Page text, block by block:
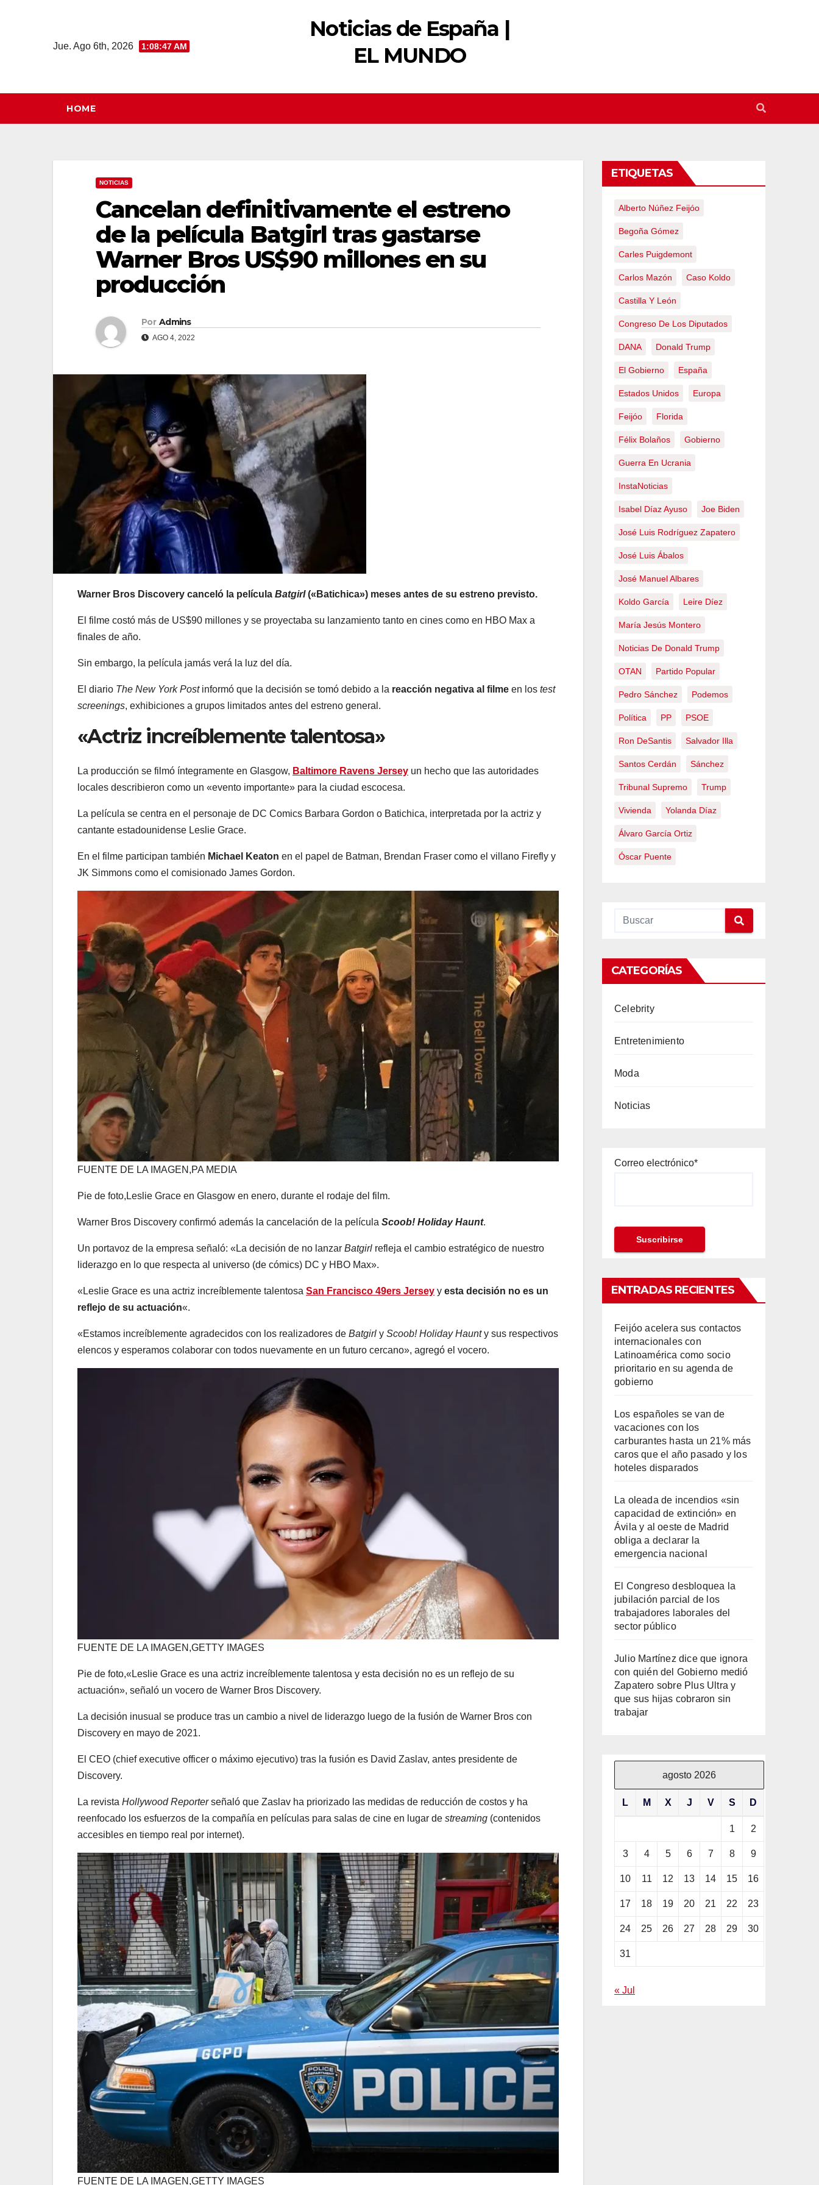
Jue. Ago 6th, 2026 1:08:49 AM
Noticias de España |
EL MUNDO
HOME
NOTICIAS
Cancelan definitivamente el estreno
de la película Batgirl tras gastarse
Warner Bros US$90 millones en su
producción
Por Admins
AGO 4, 2022
Warner Bros Discovery canceló la película Batgirl(«Batichica») meses antes de su estreno previsto.
El filme costó más de US$90 millones y se proyectaba su lanzamiento tanto en cines como en HBO Max a
finales de año.
Sin embargo, la película jamás verá la luz del día.
El diario The New York Postinformó que la decisión se tomó debido a la reacción negativa al filme en los test
screenings, exhibiciones a grupos limitados antes del estreno general.
«Actriz increíblemente talentosa»
La producción se filmó íntegramente en Glasgow, Baltimore Ravens Jersey un hecho que las autoridades
locales describieron como un «evento importante» para la ciudad escocesa.
La película se centra en el personaje de DC Comics Barbara Gordon o Batichica, interpretada por la actriz y
cantante estadounidense Leslie Grace.
En el filme participan también Michael Keaton en el papel de Batman, Brendan Fraser como el villano Firefly y
JK Simmons como el comisionado James Gordon.
FUENTE DE LA IMAGEN,PA MEDIA
Pie de foto, Leslie Grace en Glasgow en enero, durante el rodaje del film.
Warner Bros Discovery confirmó además la cancelación de la película Scoob! Holiday Haunt.
Un portavoz de la empresa señaló: «La decisión de no lanzar Batgirl refleja el cambio estratégico de nuestro
liderazgo en lo que respecta al universo (de cómics) DC y HBO Max».
«Leslie Grace es una actriz increíblemente talentosa San Francisco 49ers Jersey y esta decisión no es un
reflejo de su actuación«.
«Estamos increíblemente agradecidos con los realizadores de Batgirl y Scoob! Holiday Haunty sus respectivos
elencos y esperamos colaborar con todos nuevamente en un futuro cercano», agregó el vocero.
FUENTE DE LA IMAGEN,GETTY IMAGES
Pie de foto,«Leslie Grace es una actriz increíblemente talentosa y esta decisión no es un reflejo de su
actuación», señaló un vocero de Warner Bros Discovery.
La decisión inusual se produce tras un cambio a nivel de liderazgo luego de la fusión de Warner Bros con
Discovery en mayo de 2021.
El CEO (chief executive officer o máximo ejecutivo) tras la fusión es David Zaslav, antes presidente de
Discovery.
La revista Hollywood Reporterseñaló que Zaslav ha priorizado las medidas de reducción de costos y ha
reenfocado los esfuerzos de la compañía en películas para salas de cine en lugar de streaming (contenidos
accesibles en tiempo real por internet).
FUENTE DE LA IMAGEN,GETTY IMAGES
ETIQUETAS
Alberto Núñez Feijóo
Begoña Gómez
Carles Puigdemont
Carlos Mazón Caso Koldo
Castilla Y León
Congreso De Los Diputados
DANA Donald Trump
El Gobierno España
Estados Unidos Europa
Feijóo Florida
Félix Bolaños Gobierno
Guerra En Ucrania
InstaNoticias
Isabel Díaz Ayuso Joe Biden
José Luis Rodríguez Zapatero
José Luis Ábalos
José Manuel Albares
Koldo García Leire Díez
María Jesús Montero
Noticias De Donald Trump
OTAN Partido Popular
Pedro Sánchez Podemos
Política PP PSOE
Ron DeSantis Salvador Illa
Santos Cerdán Sánchez
Tribunal Supremo Trump
Vivienda Yolanda Díaz
Álvaro García Ortiz
Óscar Puente
CATEGORÍAS
Celebrity
Entretenimiento
Moda
Noticias
Correo electrónico*
ENTRADAS RECIENTES
Feijóo acelera sus contactos
internacionales con
Latinoamérica como socio
prioritario en su agenda de
gobierno
Los españoles se van de
vacaciones con los
carburantes hasta un 21% más
caros que el año pasado y los
hoteles disparados
La oleada de incendios «sin
capacidad de extinción» en
Ávila y al oeste de Madrid
obliga a declarar la
emergencia nacional
El Congreso desbloquea la
jubilación parcial de los
trabajadores laborales del
sector público
Julio Martínez dice que ignora
con quién del Gobierno medió
Zapatero sobre Plus Ultra y
que sus hijas cobraron sin
trabajar
agosto 2026
L M X J V S D
1 2
3 4 5 6 7 8 9
10 11 12 13 14 15 16
17 18 19 20 21 22 23
24 25 26 27 28 29 30
31
« Jul